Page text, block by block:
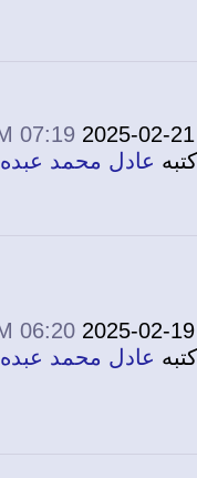
2025-02-21
07:19 PM
كتبه عادل محمد عبده
2025-02-19
06:20 PM
كتبه عادل محمد عبده